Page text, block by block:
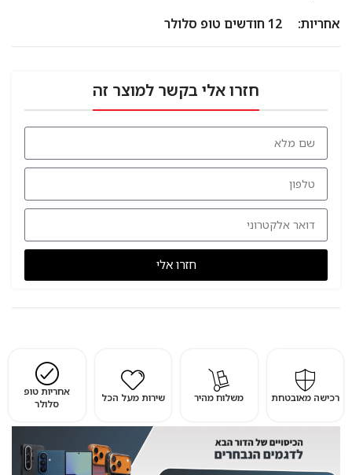
אחריות:
12 חודשים טופ סלולר
חזרו אלי בקשר למוצר זה
חזרו אלי
רכישה מאובטחת משלוח מהיר שירות מעל הכל
אחריות טופ
סלולר